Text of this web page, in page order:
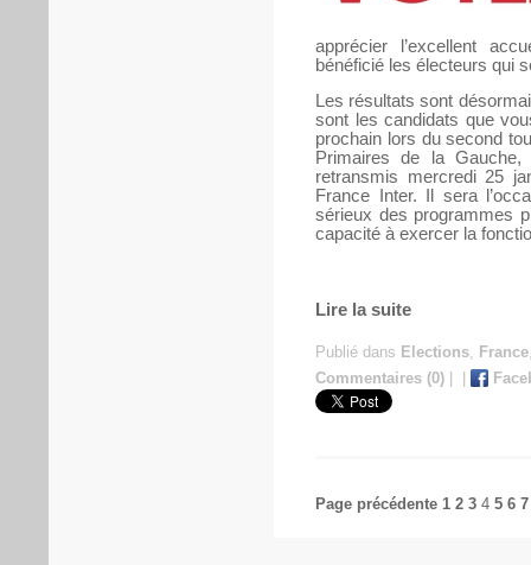
apprécier l’excellent
bénéficié les électeurs qui
Les résultats sont
sont les candidats que
prochain lors du second
Primaires de la
retransmis mercredi 25
France Inter. Il sera
sérieux des programmes
capacité à exercer la
Lire la suite
Publié dans Elections, France
Commentaires (0)
Page précédente 1 2 3 4 5 6 7